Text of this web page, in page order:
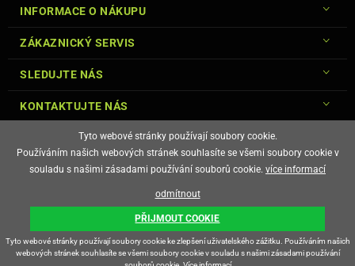
INFORMACE O NÁKUPU
ZÁKAZNICKÝ SERVIS
SLEDUJTE NÁS
KONTAKTUJTE NÁS
E-shop vytvořila
Tyto webové stránky používají soubory cookie.
Používáním našich webových stránek souhlasíte se všemi soubory cookie v
souladu s našimi zásadami používání souborů cookie. více informací
odmítnout
PŘIJMOUT COOKIE
Tyto webové stránky používají soubory cookie ke zlepšení uživatelského zážitku. Používáním našich
webových stránek souhlasíte se všemi soubory cookie v souladu s našimi zásadami používání